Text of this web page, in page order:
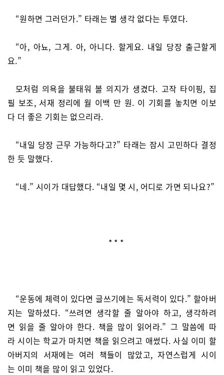
“원하면 그러던가.” 타래는 별 생각 없다는 투였다.
“아, 아뇨, 그게. 아, 아니다. 할게요. 내일 당장 출근할게
요.”
모처럼 의욕을 불태워 볼 의지가 생겼다. 고작 타이핑, 집
필 보조, 서재 정리에 월 이백 만 원. 이 기회를 놓치면 이보
다 더 좋은 기회는 없으리라.
“내일 당장 근무 가능하다고?” 타래는 잠시 고민하다 결정
한 듯 말했다.
“네.” 시이가 대답했다. “내일 몇 시, 어디로 가면 되나요?”
* * *
“운동에 체력이 있다면 글쓰기에는 독서력이 있다.” 할아버
지는 말하셨다. “쓰려면 생각할 줄 알아야 하고, 생각하려
면 읽을 줄 알아야 한다. 책을 많이 읽어라.” 그 말씀에 따
라 시이는 학교가 마치면 책을 읽으려고 애썼다. 사실 이미 할
아버지의 서재에는 여러 책들이 많았고, 자연스럽게 시이
는 이미 책을 많이 읽고 있었다.